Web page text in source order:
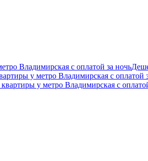
Владимирская с оплатой за ночь
у метро Владимирская с оплатой
у метро Владимирская с